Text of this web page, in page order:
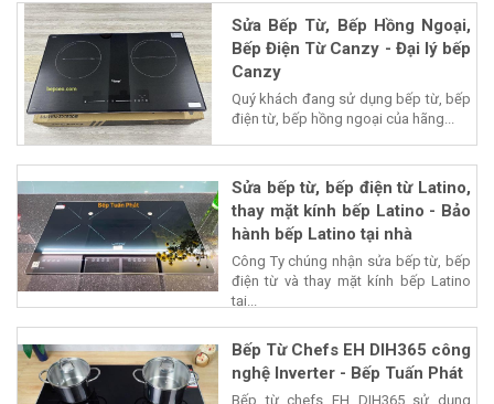
Sửa Bếp Từ, Bếp Hồng Ngoại,
Bếp Điện Từ Canzy - Đại lý bếp
Canzy
Quý khách đang sử dụng bếp từ, bếp
điện từ, bếp hồng ngoại của hãng...
Sửa bếp từ, bếp điện từ Latino,
thay mặt kính bếp Latino - Bảo
hành bếp Latino tại nhà
Công Ty chúng nhận sửa bếp từ, bếp
điện từ và thay mặt kính bếp Latino
tại...
Bếp Từ Chefs EH DIH365 công
nghệ Inverter - Bếp Tuấn Phát